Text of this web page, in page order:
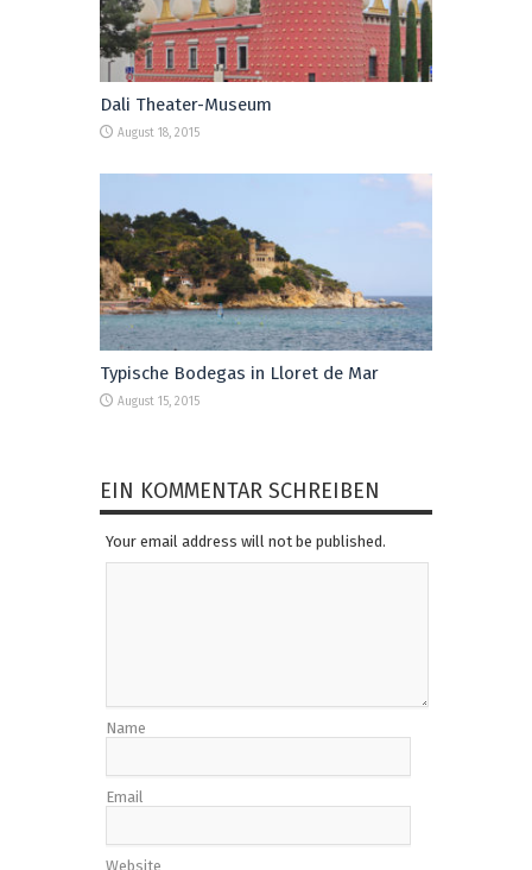
Dali Theater-Museum
August 18, 2015
Typische Bodegas in Lloret de Mar
August 15, 2015
EIN KOMMENTAR SCHREIBEN
Your email address will not be published.
Name
Email
Website